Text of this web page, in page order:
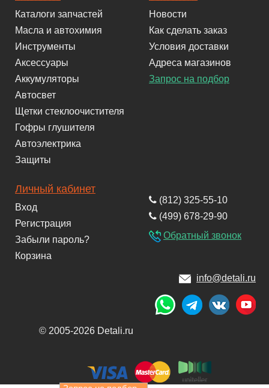
Каталоги запчастей
Масла и автохимия
Инструменты
Аксессуары
Аккумуляторы
Автосвет
Щетки стеклоочистителя
Гофры глушителя
Автоэлектрика
Защиты
Новости
Как сделать заказ
Условия доставки
Адреса магазинов
Запрос на подбор
Личный кабинет
Вход
Регистрация
Забыли пароль?
Корзина
(812) 325-55-10
(499) 678-29-90
Обратный звонок
info@detali.ru
© 2005-2026 Detali.ru